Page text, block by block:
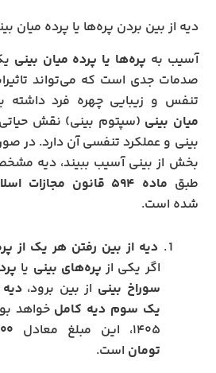
دیه از بین بردن پره‌ها یا پرده میان
آسیب به پره‌ها یا پرده میان بینی
صدمات جدی است که می‌تواند
تنفس و زیبایی چهره فرد داشته
میان بینی (سپتوم بینی) نقش حیاتی
بینی و عملکرد تنفسی آن دارد. در
بخش از بینی آسیب ببیند، دیه
طبق ماده ۵۹۴ قانون مجازات اسلامی
شده است.
دیه از بین رفتن هر یک از
اگر یکی از پره‌های بینی یا
سوراخ بینی از بین برود،
یک سوم دیه کامل خواهد
۱۴۰۵، این مبلغ معادل
تومان است.